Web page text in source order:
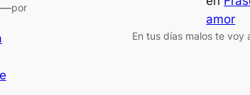
—por
amor
En tus días malos te voy